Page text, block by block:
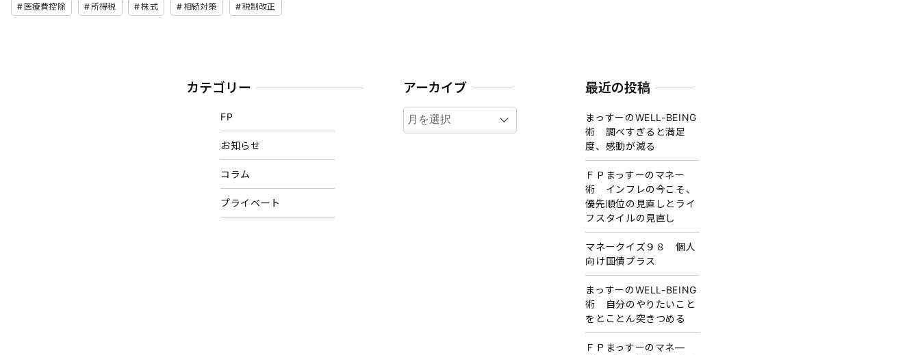
医療費控除 所得税 株式 相続対策 税制改正
カテゴリー
FP
お知らせ
コラム
プライベート
アーカイブ
ア
ー
最近の投稿
まっすーのWELL-BEING
術 調べすぎると満足
度、感動が減る
ＦＰまっすーのマネー
術 インフレの今こそ、
優先順位の見直しとライ
フスタイルの見直し
マネークイズ９８ 個人
向け国債プラス
まっすーのWELL-BEING
術 自分のやりたいこと
をとことん突きつめる
ＦＰまっすーのマネ―